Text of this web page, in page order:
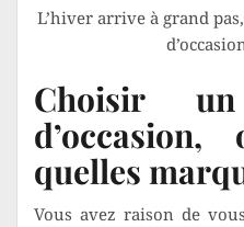
L’hiver arrive à grand
Choisir un
quelles
Vous avez raison de